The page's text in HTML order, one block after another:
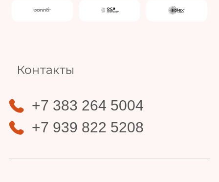
Контакты
+7 383 264 5004
+7 939 822 5208